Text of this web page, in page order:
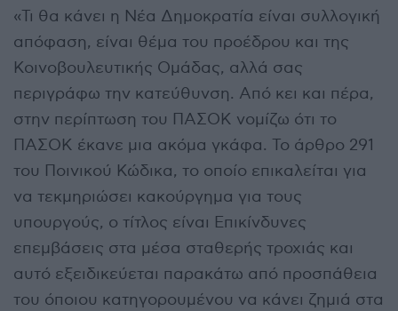
«Τι θα κάνει η Νέα Δημοκρατία είναι συλλογική
απόφαση, είναι θέμα του προέδρου και της
Κοινοβουλευτικής Ομάδας, αλλά σας
περιγράφω την κατεύθυνση. Από κει και πέρα,
στην περίπτωση του ΠΑΣΟΚ νομίζω ότι το
ΠΑΣΟΚ έκανε μια ακόμα γκάφα. Το άρθρο 291
του Ποινικού Κώδικα, το οποίο επικαλείται για
να τεκμηριώσει κακούργημα για τους
υπουργούς, ο τίτλος είναι Επικίνδυνες
επεμβάσεις στα μέσα σταθερής τροχιάς και
αυτό εξειδικεύεται παρακάτω από προσπάθεια
του όποιου κατηγορουμένου να κάνει ζημιά στα